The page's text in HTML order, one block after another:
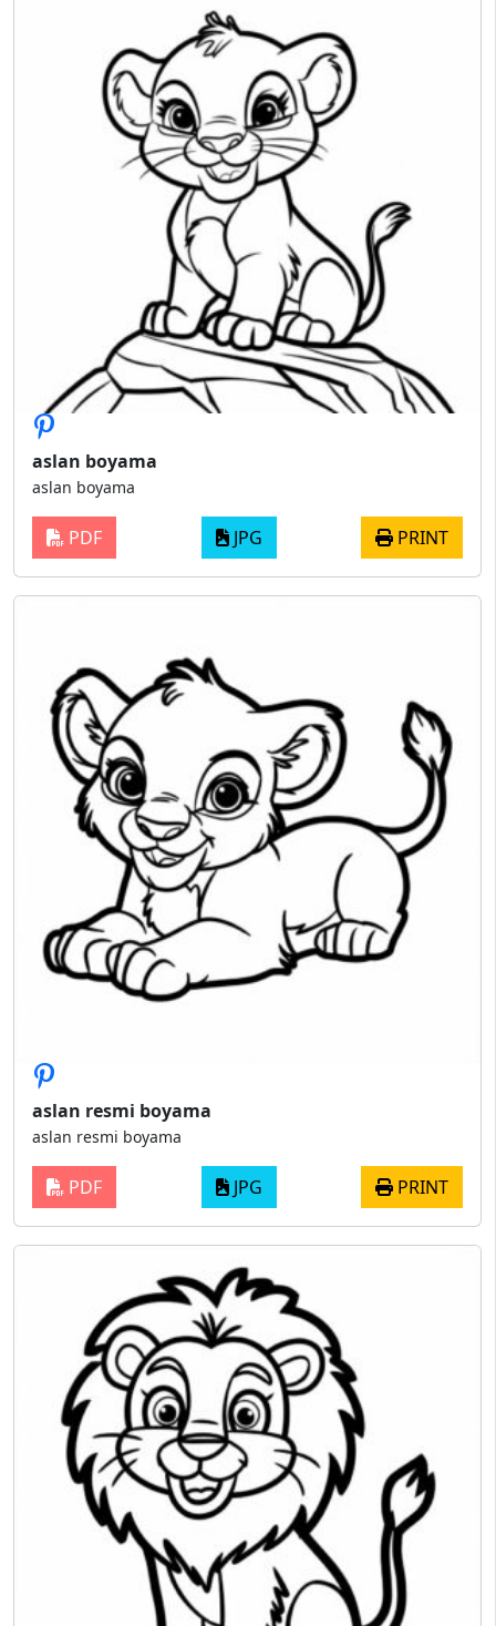
aslan boyama
aslan boyama
PDF JPG PRINT
aslan resmi boyama
aslan resmi boyama
PDF JPG PRINT